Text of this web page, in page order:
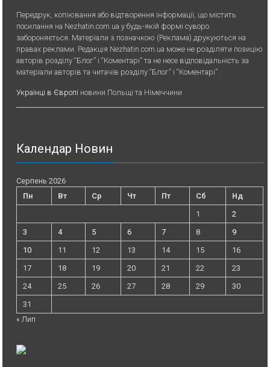
Передрук, копiювання або вiдтворення iнформацiї, що мiстить
посилання на Nezhatin.com.ua у будь-якiй формi суворо
забороняється. Матеріали з позначкою (Реклама) друкуються на
правах реклами. Редакція Nezhatin.com.ua може не розділяти позицію
авторів розділу “Блог” і “Коментарі” та не несе відповідальність за
матеріали авторів та читачів розділу “Блог” і “Коментарі”.
Українці в Європі новини Польщі та Німеччини
Календар Новин
Серпень 2026
Пн
Вт Ср Чт Пт Сб
Нд
1
2
3
4 5 6 7 8
9
10
11 12 13 14 15
16
17
18 19 20 21 22
23
24
25 26 27 28 29
30
31
« Лип